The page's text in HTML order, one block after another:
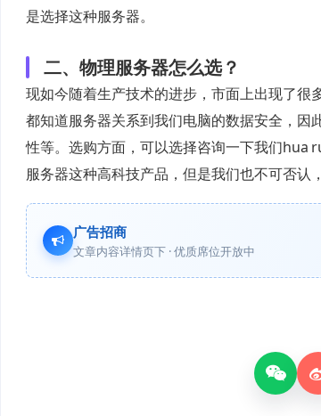
是选择这种服务器。
二、物理服务器怎么选？
现如今随着生产技术的进步，市面上出现了
都知道服务器关系到我们电脑的数据安全，
性等。选购方面，可以选择咨询一下我们hua
服务器这种高科技产品，但是我们也不可否认
广告招商
文章内容详情页下 · 优质席位开放中